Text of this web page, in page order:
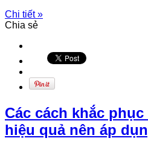
Chi tiết »
Chia sẻ
Các cách khắc
hiệu quả nên áp